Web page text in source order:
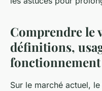
Comprendre le
définitions,
fonctionnement
Sur le marché actuel,